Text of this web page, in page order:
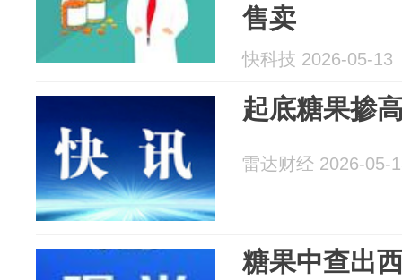
售卖
快科技 2026-05-13
起底糖果掺
雷达财经 2026-05-
糖果中查出